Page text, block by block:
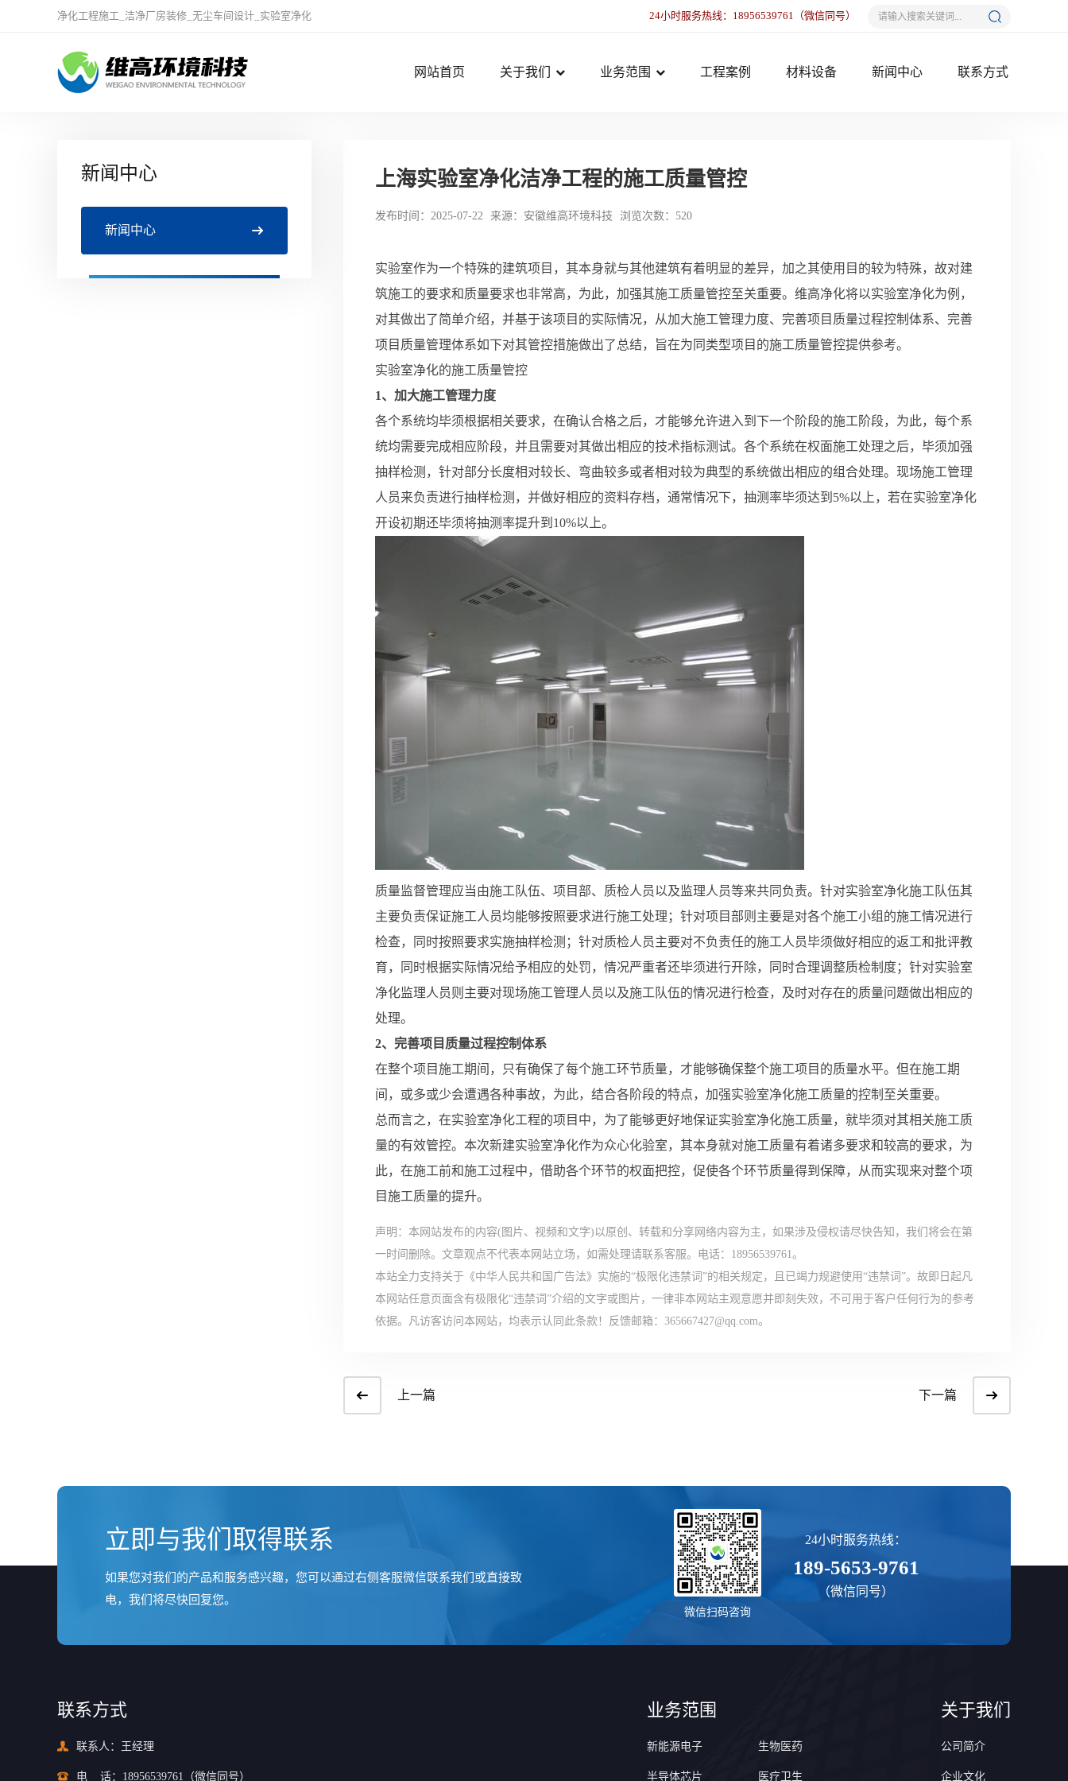
净化工程施工 洁净厂房装修 无尘车间设计 实验室净化 24小时服务热线： 18956539761 （微信同号）
网站首页 关于我们 业务范围 工程案例 材料设备 新闻中心 联系方式
新闻中心
新闻中心
上海实验室净化洁净工程的施工质量管控
发布时间：2025-07-22 来源：安徽维高环境科技 浏览次数：520
实验室作为一个特殊的建筑项目，其本身就与其他建筑有着明显的差异，加之其使用目的较为特殊，故对建
筑施工的要求和质量要求也非常高，为此，加强其施工质量管控至关重要。维高净化将以实验室净化为例，
对其做出了简单介绍，并基于该项目的实际情况，从加大施工管理力度、完善项目质量过程控制体系、完善
项目质量管理体系如下对其管控措施做出了总结，旨在为同类型项目的施工质量管控提供参考。
实验室净化的施工质量管控
1、加大施工管理力度
各个系统均毕须根据相关要求，在确认合格之后，才能够允许进入到下一个阶段的施工阶段，为此，每个系
统均需要完成相应阶段，并且需要对其做出相应的技术指标测试。各个系统在权面施工处理之后，毕须加强
抽样检测，针对部分长度相对较长、弯曲较多或者相对较为典型的系统做出相应的组合处理。现场施工管理
人员来负责进行抽样检测，并做好相应的资料存档，通常情况下，抽测率毕须达到5%以上，若在实验室净化
开设初期还毕须将抽测率提升到10%以上。
质量监督管理应当由施工队伍、项目部、质检人员以及监理人员等来共同负责。针对实验室净化施工队伍其
主要负责保证施工人员均能够按照要求进行施工处理；针对项目部则主要是对各个施工小组的施工情况进行
检查，同时按照要求实施抽样检测；针对质检人员主要对不负责任的施工人员毕须做好相应的返工和批评教
育，同时根据实际情况给予相应的处罚，情况严重者还毕须进行开除，同时合理调整质检制度；针对实验室
净化监理人员则主要对现场施工管理人员以及施工队伍的情况进行检查，及时对存在的质量问题做出相应的
处理。
2、完善项目质量过程控制体系
在整个项目施工期间，只有确保了每个施工环节质量，才能够确保整个施工项目的质量水平。但在施工期
间，或多或少会遭遇各种事故，为此，结合各阶段的特点，加强实验室净化施工质量的控制至关重要。
总而言之，在实验室净化工程的项目中，为了能够更好地保证实验室净化施工质量，就毕须对其相关施工质
量的有效管控。本次新建实验室净化作为众心化验室，其本身就对施工质量有着诸多要求和较高的要求，为
此，在施工前和施工过程中，借助各个环节的权面把控，促使各个环节质量得到保障，从而实现来对整个项
目施工质量的提升。
声明：本网站发布的内容(图片、视频和文字)以原创、转载和分享网络内容为主，如果涉及侵权请尽快告知，我们将会在第
一时间删除。文章观点不代表本网站立场，如需处理请联系客服。电话：18956539761。
本站全力支持关于《中华人民共和国广告法》实施的“极限化违禁词”的相关规定，且已竭力规避使用“违禁词”。故即日起凡
本网站任意页面含有极限化“违禁词”介绍的文字或图片，一律非本网站主观意愿并即刻失效，不可用于客户任何行为的参考
依据。凡访客访问本网站，均表示认同此条款！反馈邮箱：365667427@qq.com。
上一篇 下一篇
立即与我们取得联系
如果您对我们的产品和服务感兴趣，您可以通过右侧客服微信联系我们或直接致
电，我们将尽快回复您。
微信扫码咨询
24小时服务热线：
189-5653-9761
（微信同号）
联系方式
联系人：王经理
电 话： 18956539761 （微信同号）
业务范围
新能源电子 生物医药
半导体芯片 医疗卫生
关于我们
公司简介
企业文化